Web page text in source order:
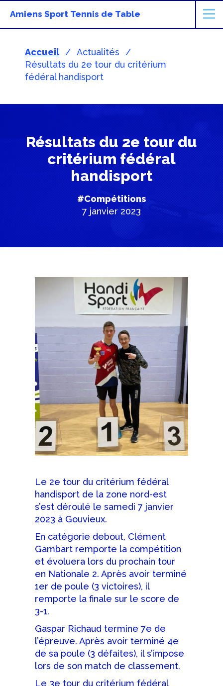
Amiens Sport Tennis de Table
Accueil
Actualités
Résultats du 2e tour du critérium
fédéral handisport
Résultats du 2e tour du
critérium fédéral
handisport
#Compétitions
7 janvier 2023
Le 2e tour du critérium fédéral
handisport de la zone nord-est
s’est déroulé le samedi 7 janvier
2023 à Gouvieux.
En catégorie debout, Clément
Gambart remporte la compétition
et évoluera lors du prochain tour
en Nationale 2. Après avoir terminé
1er de poule (3 victoires), il
remporte la finale sur le score de
3-1.
Gaspar Richaud termine 7e de
l’épreuve. Après avoir terminé 4e
de sa poule (3 défaites), il s’impose
lors de son match de classement.
Le 3e tour du critérium fédéral